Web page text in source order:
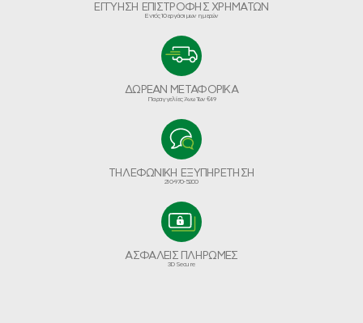
ΕΓΓΥΗΣΗ ΕΠΙΣΤΡΟΦΗΣ ΧΡΗΜΑΤΩΝ
Εντός 10 εργάσιμων ημερών
ΔΩΡΕΑΝ ΜΕΤΑΦΟΡΙΚΑ
Παραγγελίες Άνω Των €49
ΤΗΛΕΦΩΝΙΚΗ ΕΞΥΠΗΡΕΤΗΣΗ
210-970-5200
ΑΣΦΑΛΕΙΣ ΠΛΗΡΩΜΕΣ
3D Secure